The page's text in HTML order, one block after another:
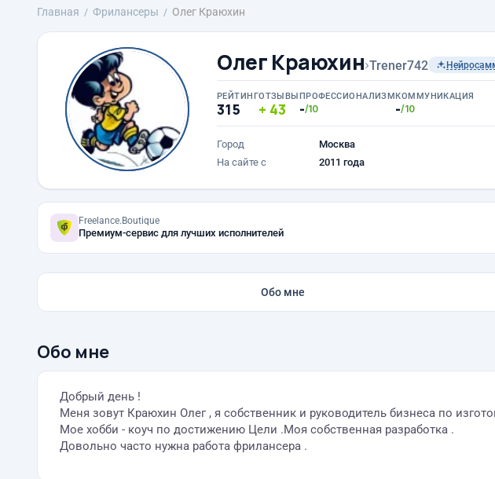
Главная Фрилансеры Олег Краюхин
Олег Краюхин›Trener742
РЕЙТИНГ
315
ОТЗЫВЫ
43
ПРОФЕССИОНАЛИЗМ
-/10
КОММУНИКАЦИЯ
-/10
Город
Москва
На сайте с
2011 года
Freelance.Boutique
Премиум-сервис для лучших исполнителей
Обо мне
Обо мне
Добрый день !
Меня зовут Краюхин Олег , я собственник и руководитель бизнеса по
Мое хобби - коуч по достижению Цели .Моя собственная разработка .
Довольно часто нужна работа фрилансера .